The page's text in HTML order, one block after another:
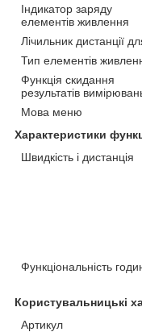
Індикатор заряду
елементів живлення
Лічильник дистанції
Тип елементів
Функція скидання
результатів
Мова меню
Характеристики
Швидкість і дистанція
Функціональність
Користувальницькі
Артикул